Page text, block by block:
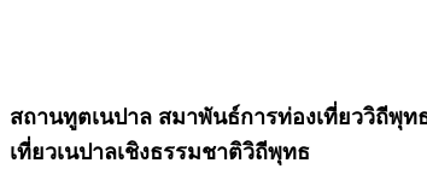
สถานทูตเนปาล สมาพันธ์การท่องเที่ยววิถีพุ
เที่ยวเนปาลเชิงธรรมชาติวิถีพุทธ